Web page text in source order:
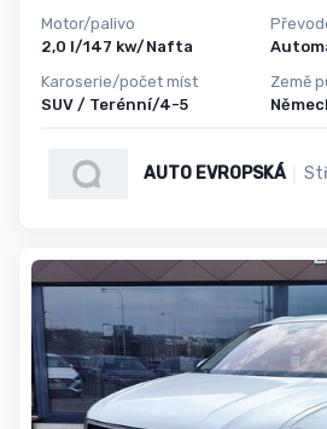
Motor/palivo
2,0 l/147 kw/Nafta
Karoserie/počet míst
SUV / Terénní/4-5
Země
AUTO EVROPSKÁ